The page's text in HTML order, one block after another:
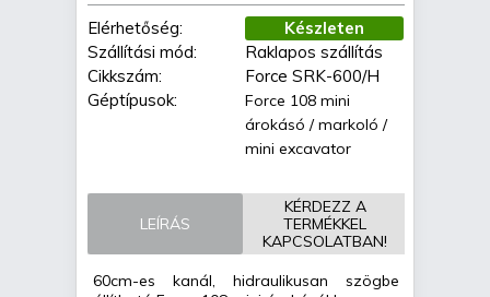
Elérhetőség:
Készleten
Szállítási mód:
Raklapos szállítás
Cikkszám:
Force SRK-600/H
Géptípusok:
Force 108 mini
árokásó / markoló /
mini excavator
LEÍRÁS
KÉRDEZZ A
TERMÉKKEL
KAPCSOLATBAN!
60cm-es kanál, hidraulikusan szögbe